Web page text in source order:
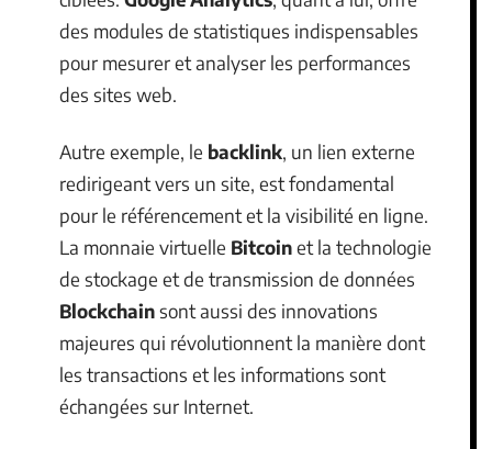
des modules de statistiques indispensables
pour mesurer et analyser les performances
des sites web.
Autre exemple, le backlink, un lien externe
redirigeant vers un site, est fondamental
pour le référencement et la visibilité en ligne.
La monnaie virtuelle Bitcoinet la technologie
de stockage et de transmission de données
Blockchainsont aussi des innovations
majeures qui révolutionnent la manière dont
les transactions et les informations sont
échangées sur Internet.